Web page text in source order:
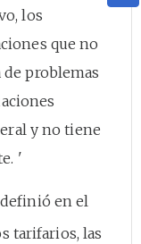
los
que no
problemas
y no tiene
'
definió en el
tarifarios, las